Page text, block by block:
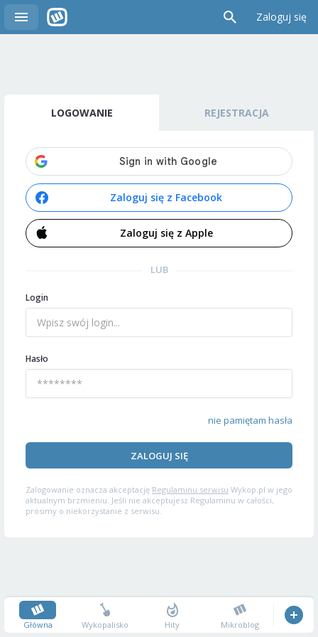
Zaloguj się
LOGOWANIE REJESTRACJA
Zaloguj się z Facebook
Zaloguj się z Apple
LUB
Login
Hasło
nie pamiętam hasła
ZALOGUJ SIĘ
Zalogowanie oznacza akceptację Regulaminu serwisu Wykop.pl w jego
aktualnym brzmieniu. Jeśli nie akceptujesz Regulaminu w całości,
prosimy o niekorzystanie z serwisu.
Główna Wykopalisko Hity Mikroblog